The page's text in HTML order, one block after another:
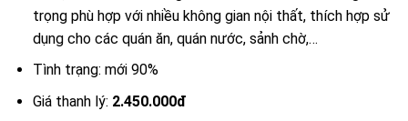
trọng phù hợp với nhiều không gian nội thất, thích hợp sử
dụng cho các quán ăn, quán nước, sảnh chờ,…
Tình trạng: mới 90%
Giá thanh lý: 2.450.000đ